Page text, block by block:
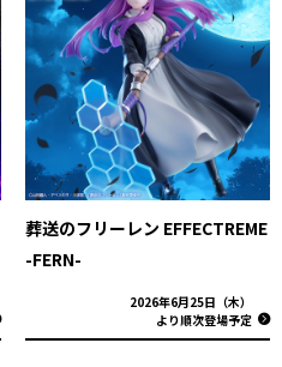
葬送のフリーレン EFFECTREME
-FERN-
2026年6月25日（木）
より順次登場予定